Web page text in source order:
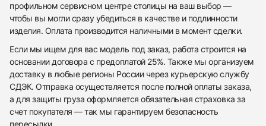
профильном сервисном центре столицы на ваш выбор —
чтобы вы могли сразу убедиться в качестве и подлинности
изделия. Оплата производится наличными в момент сделки.
Если мы ищем для вас модель под заказ, работа строится на
основании договора с предоплатой 25%. Также мы организуем
доставку в любые регионы России через курьерскую службу
СДЭК. Отправка осуществляется после полной оплаты заказа,
а для защиты груза оформляется обязательная страховка за
счет покупателя — так мы гарантируем безопасность
Отправить заявку
Отправить заявку